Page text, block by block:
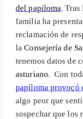
del papiloma.
familia ha
reclamación de
laConsejería de
tenemos datos de
asturiano. Con
papiloma provocó
algo peor que
sospechar que los